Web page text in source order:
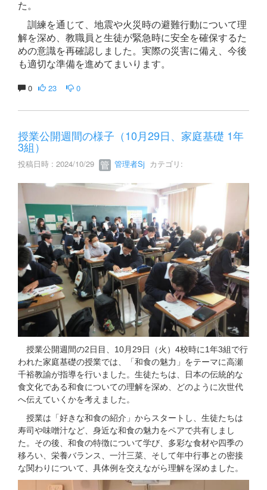
た。
訓練を通じて、地震や火災時の避難行動について理
解を深め、教職員と生徒が緊急時に安全を確保するた
めの意識を再確認しました。実際の災害に備え、今後
も適切な準備を進めてまいります。
0 23 0
授業公開週間の様子（10月29日、家庭基礎 1年
3組）
投稿日時 : 2024/10/29 管理者Sj カテゴリ:
授業公開週間の2日目、10月29日（火）4校時に1年3組で行
われた家庭基礎の授業では、「和食の魅力」をテーマに高瀬
千裕教諭が指導を行いました。生徒たちは、日本の伝統的な
食文化である和食についての理解を深め、どのように次世代
へ伝えていくかを考えました。
授業は「好きな和食の紹介」からスタートし、生徒たちは
寿司や味噌汁など、身近な和食の魅力をペアで共有しまし
た。その後、和食の特徴について学び、多彩な食材や四季の
移ろい、栄養バランス、一汁三菜、そして年中行事との密接
な関わりについて、具体例を交えながら理解を深めました。